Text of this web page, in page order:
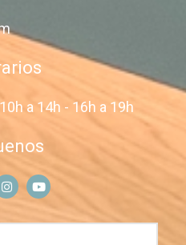
a 14h - 16h a 19h